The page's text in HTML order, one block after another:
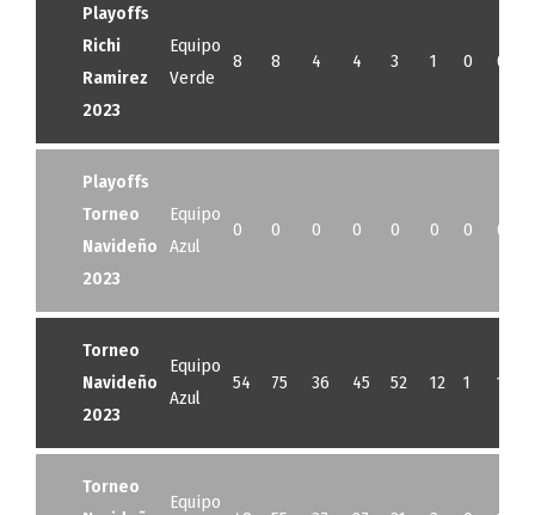
Playoffs
Richi
Ramirez
2023
Equipo
Verde
8 8 4 4 3 1 0 0
Playoffs
Torneo
Navideño
2023
Equipo
Azul
0 0 0 0 0 0 0 0
Torneo
Navideño
2023
Equipo
Azul
54 75 36 45 52 12 1 13
Torneo
Equipo